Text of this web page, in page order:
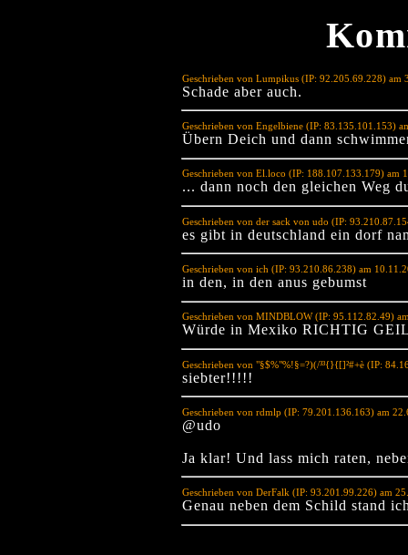
Geschrieben von Lumpikus (IP: 92.205.69.228) am
Schade aber auch.
Geschrieben von Engelbiene (IP: 83.135.101.153)
Übern Deich und dann
Geschrieben von El.loco (IP: 188.107.133.179) am
... dann noch den gleichen Weg
Geschrieben von der sack von udo (IP:
es gibt in deutschland ein dorf
Geschrieben von ich (IP: 93.210.86.238) am
in den, in den anus gebumst
Geschrieben von MINDBLOW (IP: 95.112.82.49)
Würde in Mexiko RICHTIG
Geschrieben von "§$%"%!§=?)(/³³{}{[]²#+è (IP:
siebter!!!!!
Geschrieben von rdmlp (IP: 79.201.136.163) am
@udo
Ja klar! Und lass mich raten,
Geschrieben von DerFalk (IP: 93.201.99.226) am
Genau neben dem Schild stand